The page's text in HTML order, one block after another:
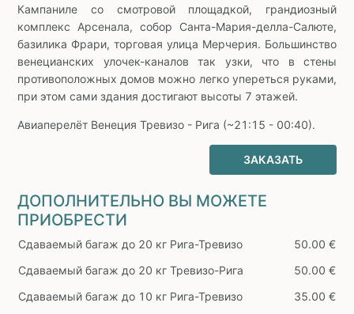
Кампаниле со смотровой площадкой, грандиозный
комплекс Арсенала, собор Санта-Мария-делла-Салюте,
базилика Фрари, торговая улица Мерчерия. Большинство
венецианских улочек-каналов так узки, что в стены
противоположных домов можно легко упереться руками,
при этом сами здания достигают высоты 7 этажей.
Авиаперелёт Венеция Тревизо - Рига (~21:15 - 00:40).
ЗАКАЗАТЬ
ДОПОЛНИТЕЛЬНО ВЫ МОЖЕТЕ
ПРИОБРЕСТИ
Сдаваемый багаж до 20 кг Рига-Тревизо
50.00 €
Сдаваемый багаж до 20 кг Тревизо-Рига
50.00 €
Сдаваемый багаж до 10 кг Рига-Тревизо
35.00 €